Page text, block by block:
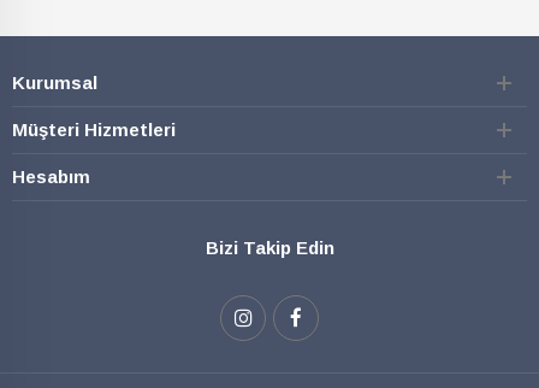
Kurumsal
Müşteri Hizmetleri
Hesabım
Bizi Takip Edin